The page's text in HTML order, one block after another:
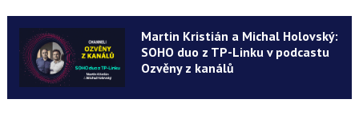
Martin Kristián a Michal Holovský:
SOHO duo z TP-Linku v podcastu
Ozvěny z kanálů